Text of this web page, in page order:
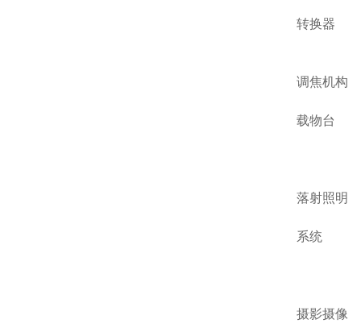
转换器
调焦机构
载物台
落射照明
系统
摄影摄像